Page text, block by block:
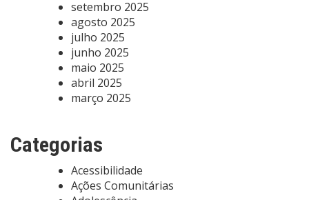
setembro 2025
agosto 2025
julho 2025
junho 2025
maio 2025
abril 2025
março 2025
Categorias
Acessibilidade
Ações Comunitárias